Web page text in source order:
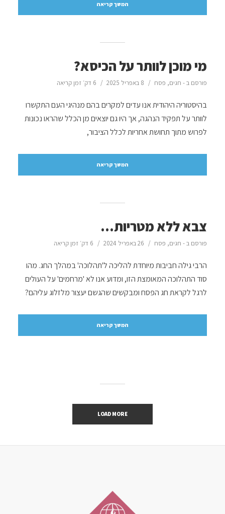
המשך קריאה
מי מוכן לוותר על הכיסא?
פורסם ב - חגים, פסח 8 באפריל 2025 6 דק׳ זמן קריאה
בהיסטוריה היהודית אנו עדים למקרים בהם מנהיגי העם התקשרו
לוותר על תפקיד הנהגה, אך היו גם יוצאים מן הכלל שהראו נכונות
לפרוש מתוך תחושת אחריות לכלל הציבור,
המשך קריאה
צבא ללא מטריות…
פורסם ב - חגים, פסח 26 באפריל 2024 6 דק׳ זמן קריאה
הרבי גילה חביבות מיוחדת להליכה ל'תהלוכה' במהלך החג. מהו
סוד התהלוכה המאומצת הזו, ומדוע אנו לא 'מרחמים' על העולים
לרגל לקראת חג הפסח ומבקשים שהגשם יעצור מלזלוג עליהם?
המשך קריאה
LOAD MORE